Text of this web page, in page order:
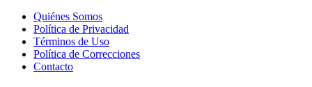
Quiénes Somos
Política de Privacidad
Términos de Uso
Política de Correcciones
Contacto